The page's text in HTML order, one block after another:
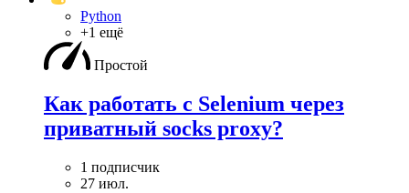
Python
+1 ещё
Простой
Как работать с Selenium через
приватный socks proxy?
1 подписчик
27 июл.